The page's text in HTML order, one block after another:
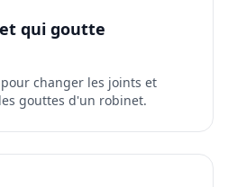
qui goutte
changer les joints et
gouttes d'un robinet.